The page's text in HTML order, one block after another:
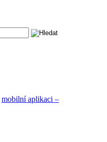
mobilní aplikaci –